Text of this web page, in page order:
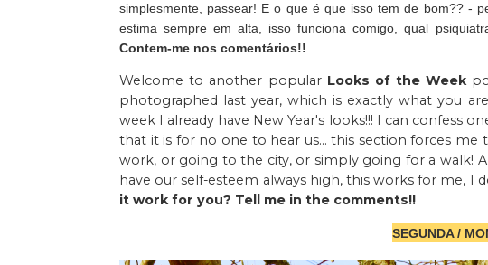
simplesmente, passear! E o que é que isso tem de bom?? -
estima sempre em alta, isso funciona comigo, qual
Contem-me nos comentários!!
Welcome to another popularLooks of the Week
photographed last year, which is exactly what you
week I already have New Year's looks!!! I can confess
that it is for no one to hear us... this section forces
work, or going to the city, or simply going for a walk!
have our self-esteem always high, this works for me, I
it work for you? Tell me in the comments!!
SEGUNDA /